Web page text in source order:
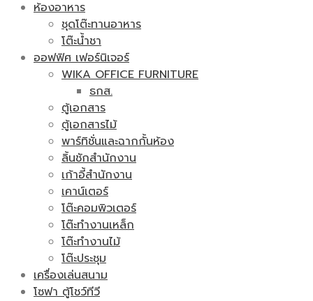
ห้องอาหาร
ชุดโต๊ะทานอาหาร
โต๊ะน้ำชา
ออฟฟิศ เฟอร์นิเจอร์
WIKA OFFICE FURNITURE
ธกส.
ตู้เอกสาร
ตู้เอกสารไม้
พาร์ทิชั่นและฉากกั้นห้อง
ลิ้นชักสำนักงาน
เก้าอี้สำนักงาน
เคาน์เตอร์
โต๊ะคอมพิวเตอร์
โต๊ะทำงานเหล็ก
โต๊ะทำงานไม้
โต๊ะประชุม
เครื่องเล่นสนาม
โซฟา ตู้โชว์ทีวี